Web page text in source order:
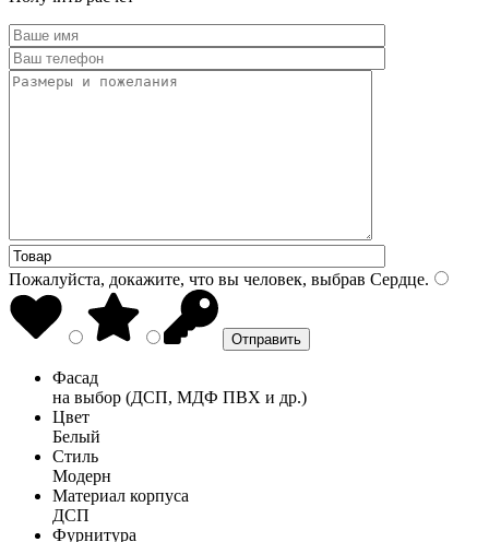
Пожалуйста, докажите, что вы человек, выбрав Сердце.
Фасад
на выбор (ДСП, МДФ ПВХ и др.)
Цвет
Белый
Стиль
Модерн
Материал корпуса
ДСП
Фурнитура